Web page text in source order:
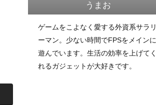
うまお
ゲームをこよなく愛する外資系サラリ
ーマン。少ない時間でFPSをメインに
遊んでいます。生活の効率を上げてく
れるガジェットが大好きです。